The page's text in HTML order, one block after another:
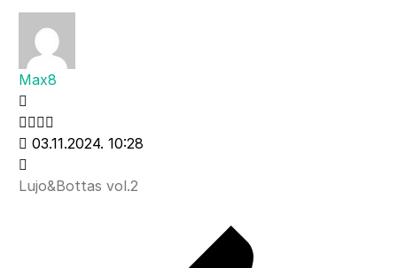
Max8
03.11.2024. 10:28
Lujo&Bottas vol.2